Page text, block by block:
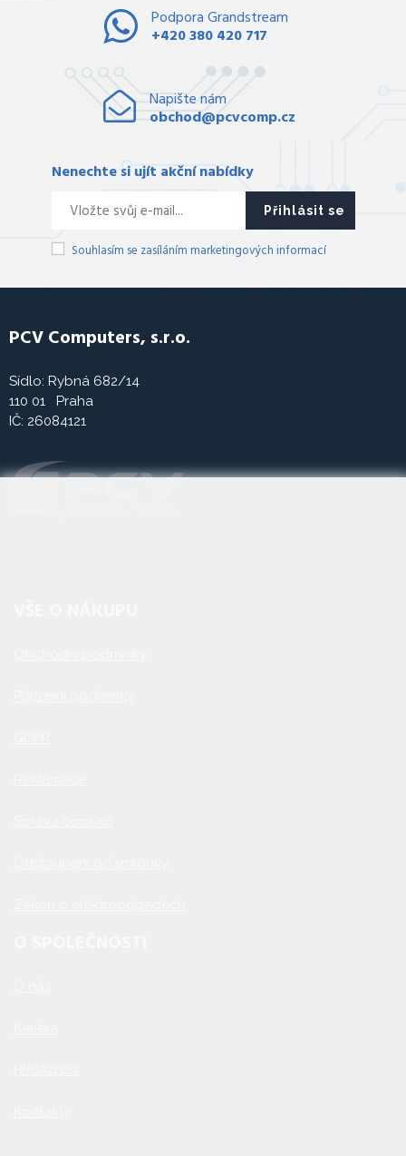
Podpora Grandstream
+420 380 420 717
Napište nám
obchod@pcvcomp.cz
Nenechte si ujít akční nabídky
Přihlásit se
Souhlasím se zasíláním marketingových informací
PCV Computers, s.r.o.
Sídlo: Rybná 682/14
110 01 Praha
IČ: 26084121